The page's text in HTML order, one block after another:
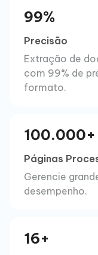
99%
Precisão
Extração de
com 99% de
formato.
100.000+
Páginas
Gerencie
desempenho.
16+